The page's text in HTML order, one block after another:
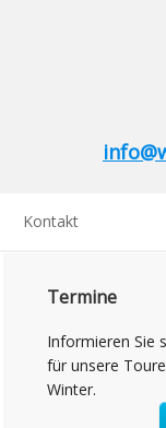
Kontakt
Termine
Informieren Sie
für unsere
Winter.